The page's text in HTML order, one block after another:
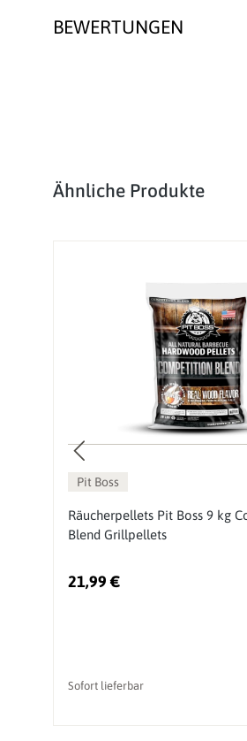
BEWERTUNGEN
Produktgalerie überspringen
Ähnliche Produkte
Pit Boss
Räucherpellets Pit Boss 9 kg
Blend Grillpellets
21,99 €
Sofort lieferbar